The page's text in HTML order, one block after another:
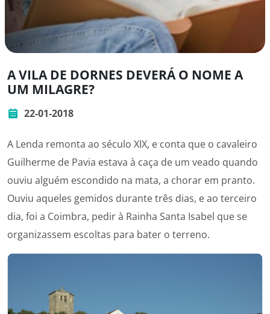
A VILA DE DORNES DEVERÁ O NOME A
UM MILAGRE?
22-01-2018
A Lenda remonta ao século XIX, e conta que o cavaleiro
Guilherme de Pavia estava à caça de um veado quando
ouviu alguém escondido na mata, a chorar em pranto.
Ouviu aqueles gemidos durante três dias, e ao terceiro
dia, foi a Coimbra, pedir à Rainha Santa Isabel que se
organizassem escoltas para bater o terreno.